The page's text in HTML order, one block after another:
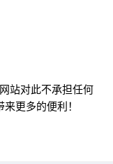
站对此不承担任何
更多的便利！